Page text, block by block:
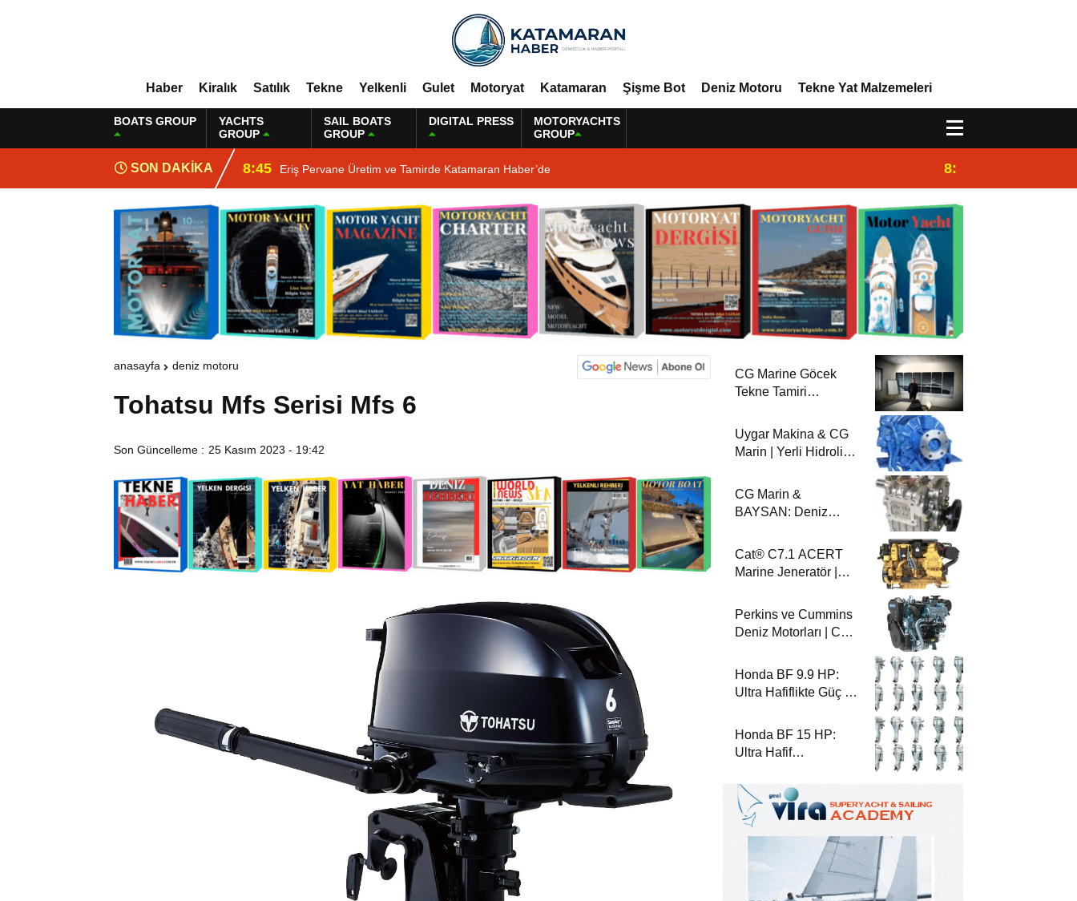
Haber Kiralık Satılık Tekne Yelkenli Gulet Motoryat Katamaran Şişme Bot Deniz Motoru Tekne Yat Malzemeleri
BOATS GROUP
YACHTS
GROUP
SAIL BOATS
GROUP
DIGITAL PRESS
MOTORYACHTS
GROUP
SON DAKİKA 8:45 Eriş Pervane Üretim ve Tamirde Katamaran Haber’de 8:29
anasayfa deniz motoru
Tohatsu Mfs Serisi Mfs 6
Son Güncelleme : 25 Kasım 2023 - 19:42
CG Marine Göcek
Tekne Tamiri
Uygar Makina & CG
Marin | Yerli Hidrolik
ve Deniz Motorları
CG Marin &
BAYSAN: Deniz
Sistemlerinde
Güvenilir Ortaklık
Cat® C7.1 ACERT
Marine Jeneratör |
Marin
Perkins ve Cummins
Deniz Motorları | CG
Güvenilir Performans
Honda BF 9.9 HP:
Ultra Hafiflikte Güç ve
Honda BF 15 HP:
Ultra Hafif